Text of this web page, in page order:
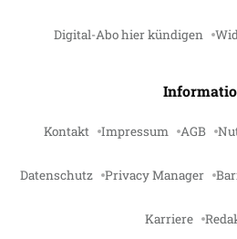
Digital-Abo hier kündigen
Kontakt Impressum AGB
Datenschutz Privacy Manager
Karriere